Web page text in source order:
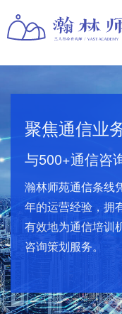
聚焦通信业
与500+通信咨
瀚林师苑通信条线
年的运营经验，拥
有效地为通信培训
咨询策划服务。